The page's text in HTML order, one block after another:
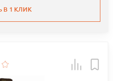
В 1 КЛИК